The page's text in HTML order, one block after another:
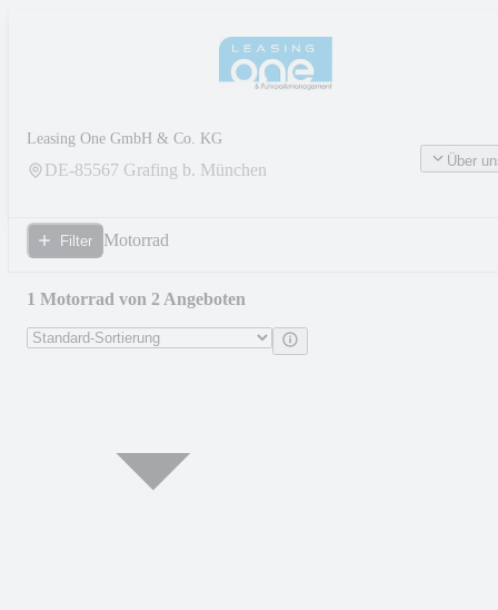
Leasing One GmbH & Co. KG
DE-85567 Grafing b. München Über
Filter Motorrad
1 Motorrad von 2 Angeboten